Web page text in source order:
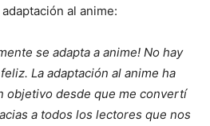
al anime:
se adapta a anime! No hay
La adaptación al anime ha
objetivo desde que me convertí
a todos los lectores que nos